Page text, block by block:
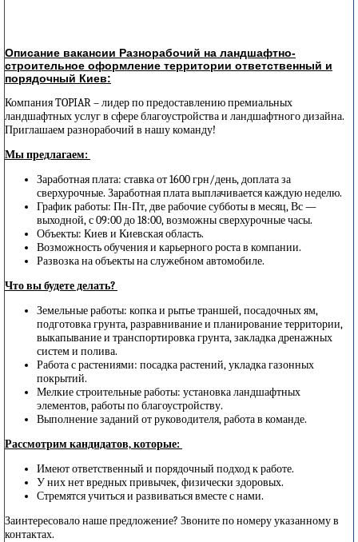
Описание вакансии Разнорабочий на ландшафтно-
строительное оформление территории ответственный и
порядочный Киев:
Компания TOPIAR – лидер по предоставлению премиальных
ландшафтных услуг в сфере благоустройства и ландшафтного дизайна.
Приглашаем разнорабочий в нашу команду!
Мы предлагаем:
Заработная плата: ставка от 1600 грн/день, доплата за
сверхурочные. Заработная плата выплачивается каждую неделю.
График работы: Пн-Пт, две рабочие субботы в месяц, Вс —
выходной, с 09:00 до 18:00, возможны сверхурочные часы.
Объекты: Киев и Киевская область.
Возможность обучения и карьерного роста в компании.
Развозка на объекты на служебном автомобиле.
Что вы будете делать?
Земельные работы: копка и рытье траншей, посадочных ям,
подготовка грунта, разравнивание и планирование территории,
выкапывание и транспортировка грунта, закладка дренажных
систем и полива.
Работа с растениями: посадка растений, укладка газонных
покрытий.
Мелкие строительные работы: установка ландшафтных
элементов, работы по благоустройству.
Выполнение заданий от руководителя, работа в команде.
Рассмотрим кандидатов, которые:
Имеют ответственный и порядочный подход к работе.
У них нет вредных привычек, физически здоровых.
Стремятся учиться и развиваться вместе с нами.
Заинтересовало наше предложение? Звоните по номеру указанному в
контактах.